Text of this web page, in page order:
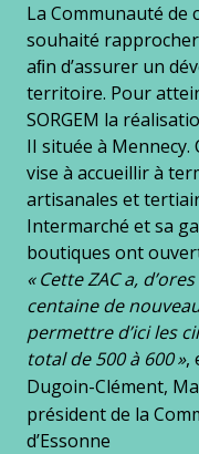
La Communauté de
souhaité rapprocher
aﬁn d’assurer un
territoire. Pour
SORGEM la
II située à Mennecy.
vise à accueillir à
artisanales et
Intermarché et sa
boutiques ont
« Cette ZAC a,
centaine de
permettre d’ici les
total de 500 à 600 »,
Dugoin-Clément,
président de la
d’Essonne